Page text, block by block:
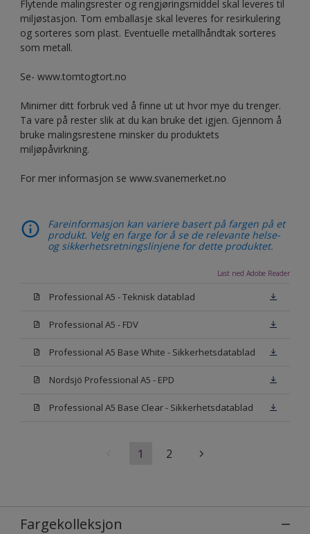
Flytende malingsrester og rengjøringsmiddel skal leveres til
miljøstasjon. Tom emballasje skal leveres for resirkulering
og sorteres som plast. Eventuelle metallhåndtak sorteres
som metall.
Se- www.tomtogtort.no
Minimer ditt forbruk ved å finne ut ut hvor mye du trenger.
Ta vare på rester slik at du kan bruke det igjen. Gjennom å
bruke malingsrestene minsker du produktets
miljøpåvirkning.
For mer informasjon se www.svanemerket.no
Fareinformasjon kan variere basert på fargen på et
produkt. Velg en farge for å se de relevante helse-
og sikkerhetsretningslinjene for dette produktet.
Last ned Adobe Reader
Professional A5 - Teknisk datablad
Professional A5 - FDV
Professional A5 Base White - Sikkerhetsdatablad
Nordsjö Professional A5 - EPD
Professional A5 Base Clear - Sikkerhetsdatablad
1 2
Fargekolleksjon